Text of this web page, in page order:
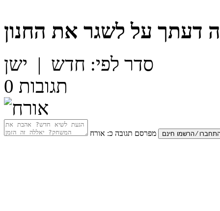
דעתך על לשגר את החנון
סדר לפי: חדש | ישן
0 תגובות
מפרסם תגובה כ: אורח